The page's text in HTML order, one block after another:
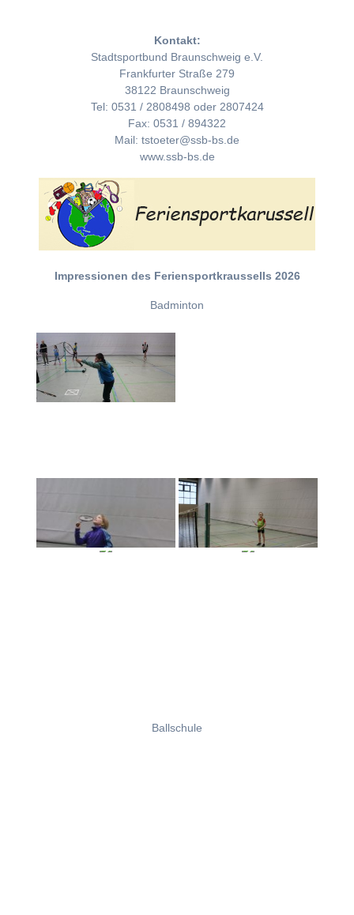
Kontakt:
Stadtsportbund Braunschweig e.V.
Frankfurter Straße 279
38122 Braunschweig
Tel: 0531 / 2808498 oder 2807424
Fax: 0531 / 894322
Mail: tstoeter@ssb-bs.de
www.ssb-bs.de
Impressionen des Feriensportkraussells 2026
Badminton
Ballschule